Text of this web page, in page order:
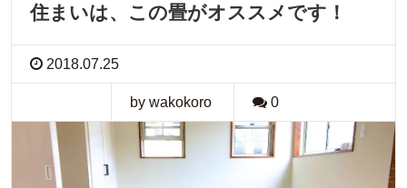
住まいは、この畳がオススメです！
2018.07.25
by wakokoro 0